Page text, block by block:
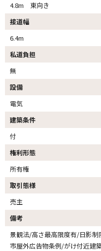
4.8m 東向き
接道幅
6.4m
私道負担
無
設備
電気
建築条件
付
権利形態
所有権
取引態様
売主
備考
景観法/高さ最高限度有/日影
市屋外広告物条例/がけ付近建